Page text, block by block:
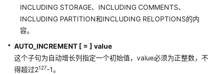
ALTER
ALTER
INCLUDING STORAGE、INCLUDING COMMENTS、
INCLUDING PARTITION和INCLUDING RELOPTIONS的内
容。
AUTO_INCREMENT [ = ] value
这个子句为自动增长列指定一个初始值，value必须为正整数，不
得超过2127-1。